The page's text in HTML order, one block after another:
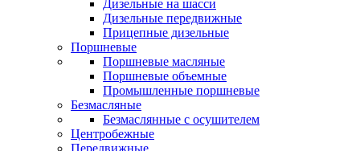
Дизельные на шасси
Дизельные передвижные
Прицепные дизельные
Поршневые
Поршневые масляные
Поршневые объемные
Промышленные поршневые
Безмасляные
Безмаслянные с осушителем
Центробежные
Передвижные